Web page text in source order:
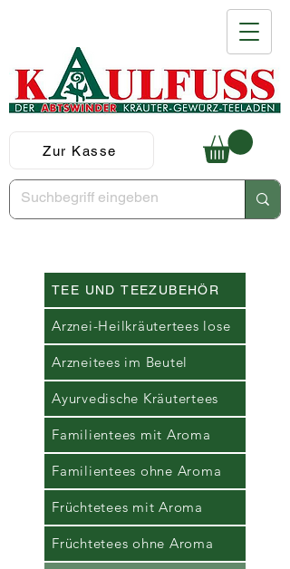
Zur Kasse
TEE UND TEEZUBEHÖR
Arznei-Heilkräutertees lose
Arzneitees im Beutel
Ayurvedische Kräutertees
Familientees mit Aroma
Familientees ohne Aroma
Früchtetees mit Aroma
Früchtetees ohne Aroma